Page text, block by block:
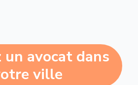
un avocat dans
ville